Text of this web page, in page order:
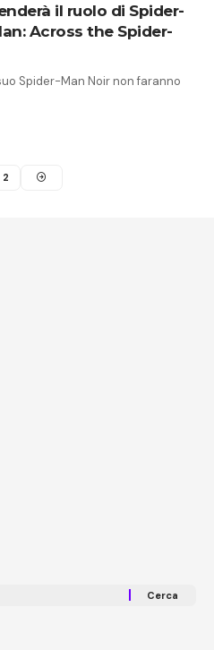
il ruolo di Spider-
Across the Spider-
Spider-Man Noir non faranno
2